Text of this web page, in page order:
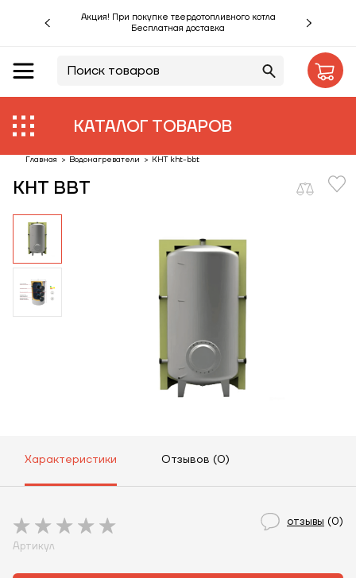
Акция! При покупке твердотопливного котла
Бесплатная доставка
КАТАЛОГ ТОВАРОВ
Акции %
Производители
Объекты
Монтаж
Клиентам
Статьи
Контакты
Главная > Водонагреватели > KHT kht-bbt
KHT BBT
Характеристики Отзывов (0)
отзывы (0)
Артикул